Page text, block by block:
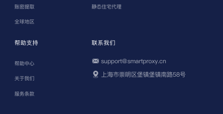
账密提取
全球地区
静态住宅代理
帮助支持
帮助中心
关于我们
服务条款
联系我们
support@smartproxy.cn
上海市崇明区堡镇堡镇南路58号